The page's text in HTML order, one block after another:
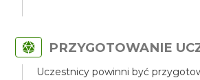
PRZYGOTOWANIE
Uczestnicy powinni być